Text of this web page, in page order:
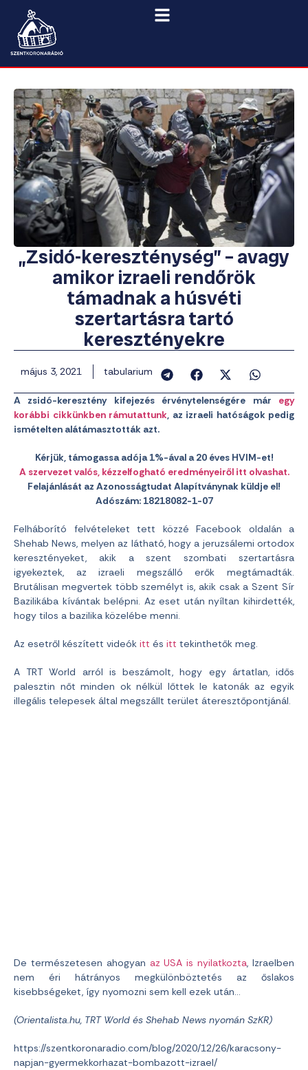
„Zsidó-kereszténység” – avagy
amikor izraeli rendőrök
támadnak a húsvéti
szertartásra tartó
keresztényekre
május 3, 2021 tabularium
A zsidó-keresztény kifejezés érvénytelenségére már egy
korábbi cikkünkben rámutattunk, az izraeli hatóságok pedig
ismételten alátámasztották azt.
Kérjük, támogassa adója 1%-ával a 20 éves HVIM-et!
A szervezet valós, kézzelfogható eredményeiről itt olvashat.
Felajánlását az Azonosságtudat Alapítványnak küldje el!
Adószám: 18218082-1-07
Felháborító felvételeket tett közzé Facebook oldalán a
Shehab News, melyen az látható, hogy a jeruzsálemi ortodox
keresztényeket, akik a szent szombati szertartásra
igyekeztek, az izraeli megszálló erők megtámadták.
Brutálisan megvertek több személyt is, akik csak a Szent Sír
Bazilikába kívántak belépni. Az eset után nyíltan kihirdették,
hogy tilos a bazilika közelébe menni.
Az esetről készített videók itt és itt tekinthetők meg.
A TRT World arról is beszámolt, hogy egy ártatlan, idős
palesztin nőt minden ok nélkül lőttek le katonák az egyik
illegális telepesek által megszállt terület áteresztőpontjánál.
De természetesen ahogyan az USA is nyilatkozta, Izraelben
nem éri hátrányos megkülönböztetés az őslakos
kisebbségeket, így nyomozni sem kell ezek után…
(Orientalista.hu, TRT World és Shehab News nyomán SzKR)
https://szentkoronaradio.com/blog/2020/12/26/karacsony-
napjan-gyermekkorhazat-bombazott-izrael/